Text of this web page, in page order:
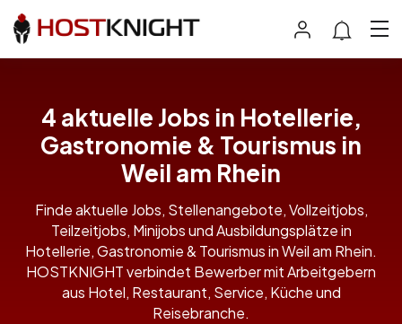
4 aktuelle Jobs in Hotellerie,
Gastronomie & Tourismus in
Weil am Rhein
Finde aktuelle Jobs, Stellenangebote, Vollzeitjobs,
Teilzeitjobs, Minijobs und Ausbildungsplätze in
Hotellerie, Gastronomie & Tourismus in Weil am Rhein.
HOSTKNIGHT verbindet Bewerber mit Arbeitgebern
aus Hotel, Restaurant, Service, Küche und
Reisebranche.